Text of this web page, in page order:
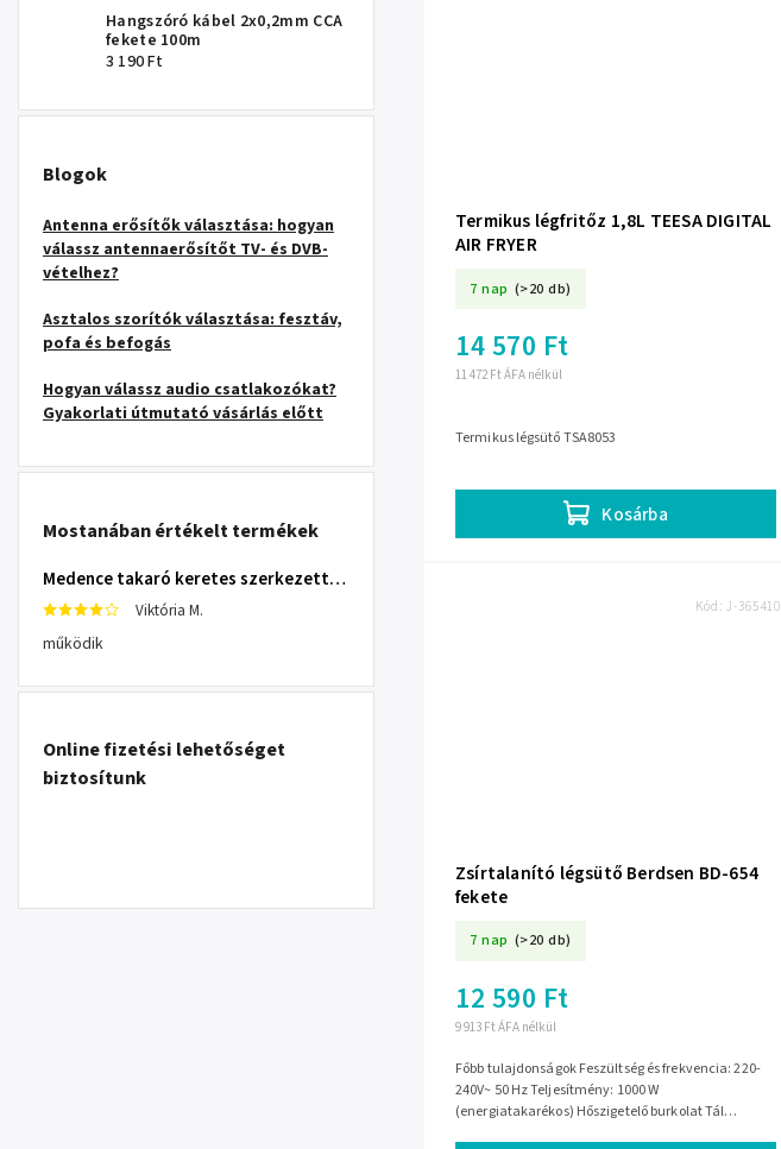
Hangszóró kábel 2x0,2mm CCA
fekete 100m
3 190 Ft
Blogok
Antenna erősítők választása: hogyan
válassz antennaerősítőt TV- és DVB-
vételhez?
Asztalos szorítók választása: fesztáv,
pofa és befogás
Hogyan válassz audio csatlakozókat?
Gyakorlati útmutató vásárlás előtt
Mostanában értékelt termékek
Medence takaró keretes szerkezettel 305 cm INTEX 28030
Viktória M.
működik
Online fizetési lehetőséget
biztosítunk
Termikus légfritőz 1,8L TEESA DIGITAL
AIR FRYER
7 nap (>20 db)
11 472 Ft ÁFA nélkül
14 570 Ft
Kosárba
Termikus légsütő TSA8053
Zsírtalanító légsütő Berdsen BD-654
fekete
7 nap (>20 db)
9 913 Ft ÁFA nélkül
12 590 Ft
Főbb tulajdonságok Feszültség és frekvencia: 220-
240V~ 50 Hz Teljesítmény: 1000 W
(energiatakarékos) Hőszigetelő burkolat Tál
Kód:J-365410